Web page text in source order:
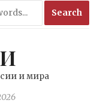
и мира